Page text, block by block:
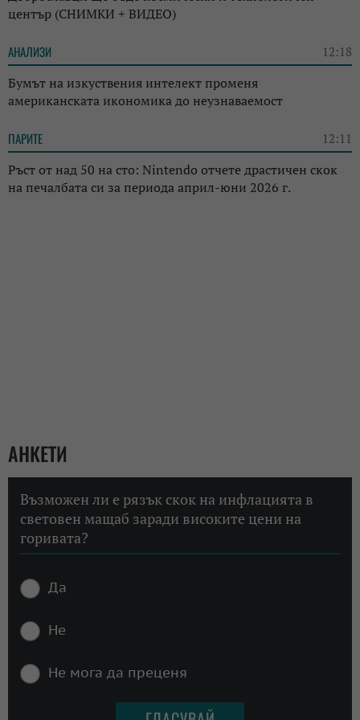
център (СНИМКИ + ВИДЕО)
АНАЛИЗИ 12:18
Бумът на изкуствения интелект променя
американската икономика до неузнаваемост
ПАРИТЕ 12:11
Ръст от над 50 на сто: Nintendo отчете драстичен скок
на печалбата си за периода април-юни 2026 г.
АНКЕТИ
Възможен ли е рязък скок на инфлацията в
световен мащаб заради високите цени на
горивата?
Да
Не
Не мога да преценя